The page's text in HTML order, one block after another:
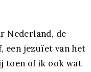
Nederland, de
een jezuïet van het
toen of ik ook wat